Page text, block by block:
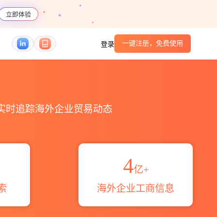
立即体验
登录 一键注册，免费使用
时追踪海外企业贸易动态
4亿+
海外企业工商信息